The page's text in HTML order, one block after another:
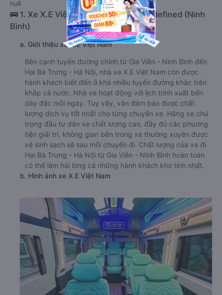
null
🚌 1. Xe X.E Việt Nam khởi hành tại undefined (Ninh
Bình)
a. Giới thiệu xe X.E Việt Nam
Bên cạnh tuyến đường chính từ Gia Viễn - Ninh Bình đến
Hai Bà Trưng - Hà Nội, nhà xe X.E Việt Nam còn được
hành khách biết đến ở khá nhiều tuyến đường khác trên
khắp cả nước. Nhà xe hoạt động với lịch trình xuất bến
dày đặc mỗi ngày. Tuy vậy, vẫn đảm bảo được chất
lượng dịch vụ tốt nhất cho từng chuyến xe. Hãng xe chú
trọng đầu tư dàn xe chất lượng cao, đầy đủ các phương
tiện giải trí, không gian bên trong xe thường xuyên được
vệ sinh sạch sẽ sau mỗi chuyến đi. Chất lượng của xe đi
Hai Bà Trưng - Hà Nội từ Gia Viễn - Ninh Bình hoàn toàn
có thể làm hài lòng cả những hành khách khó tính nhất.
b. Hình ảnh xe X.E Việt Nam